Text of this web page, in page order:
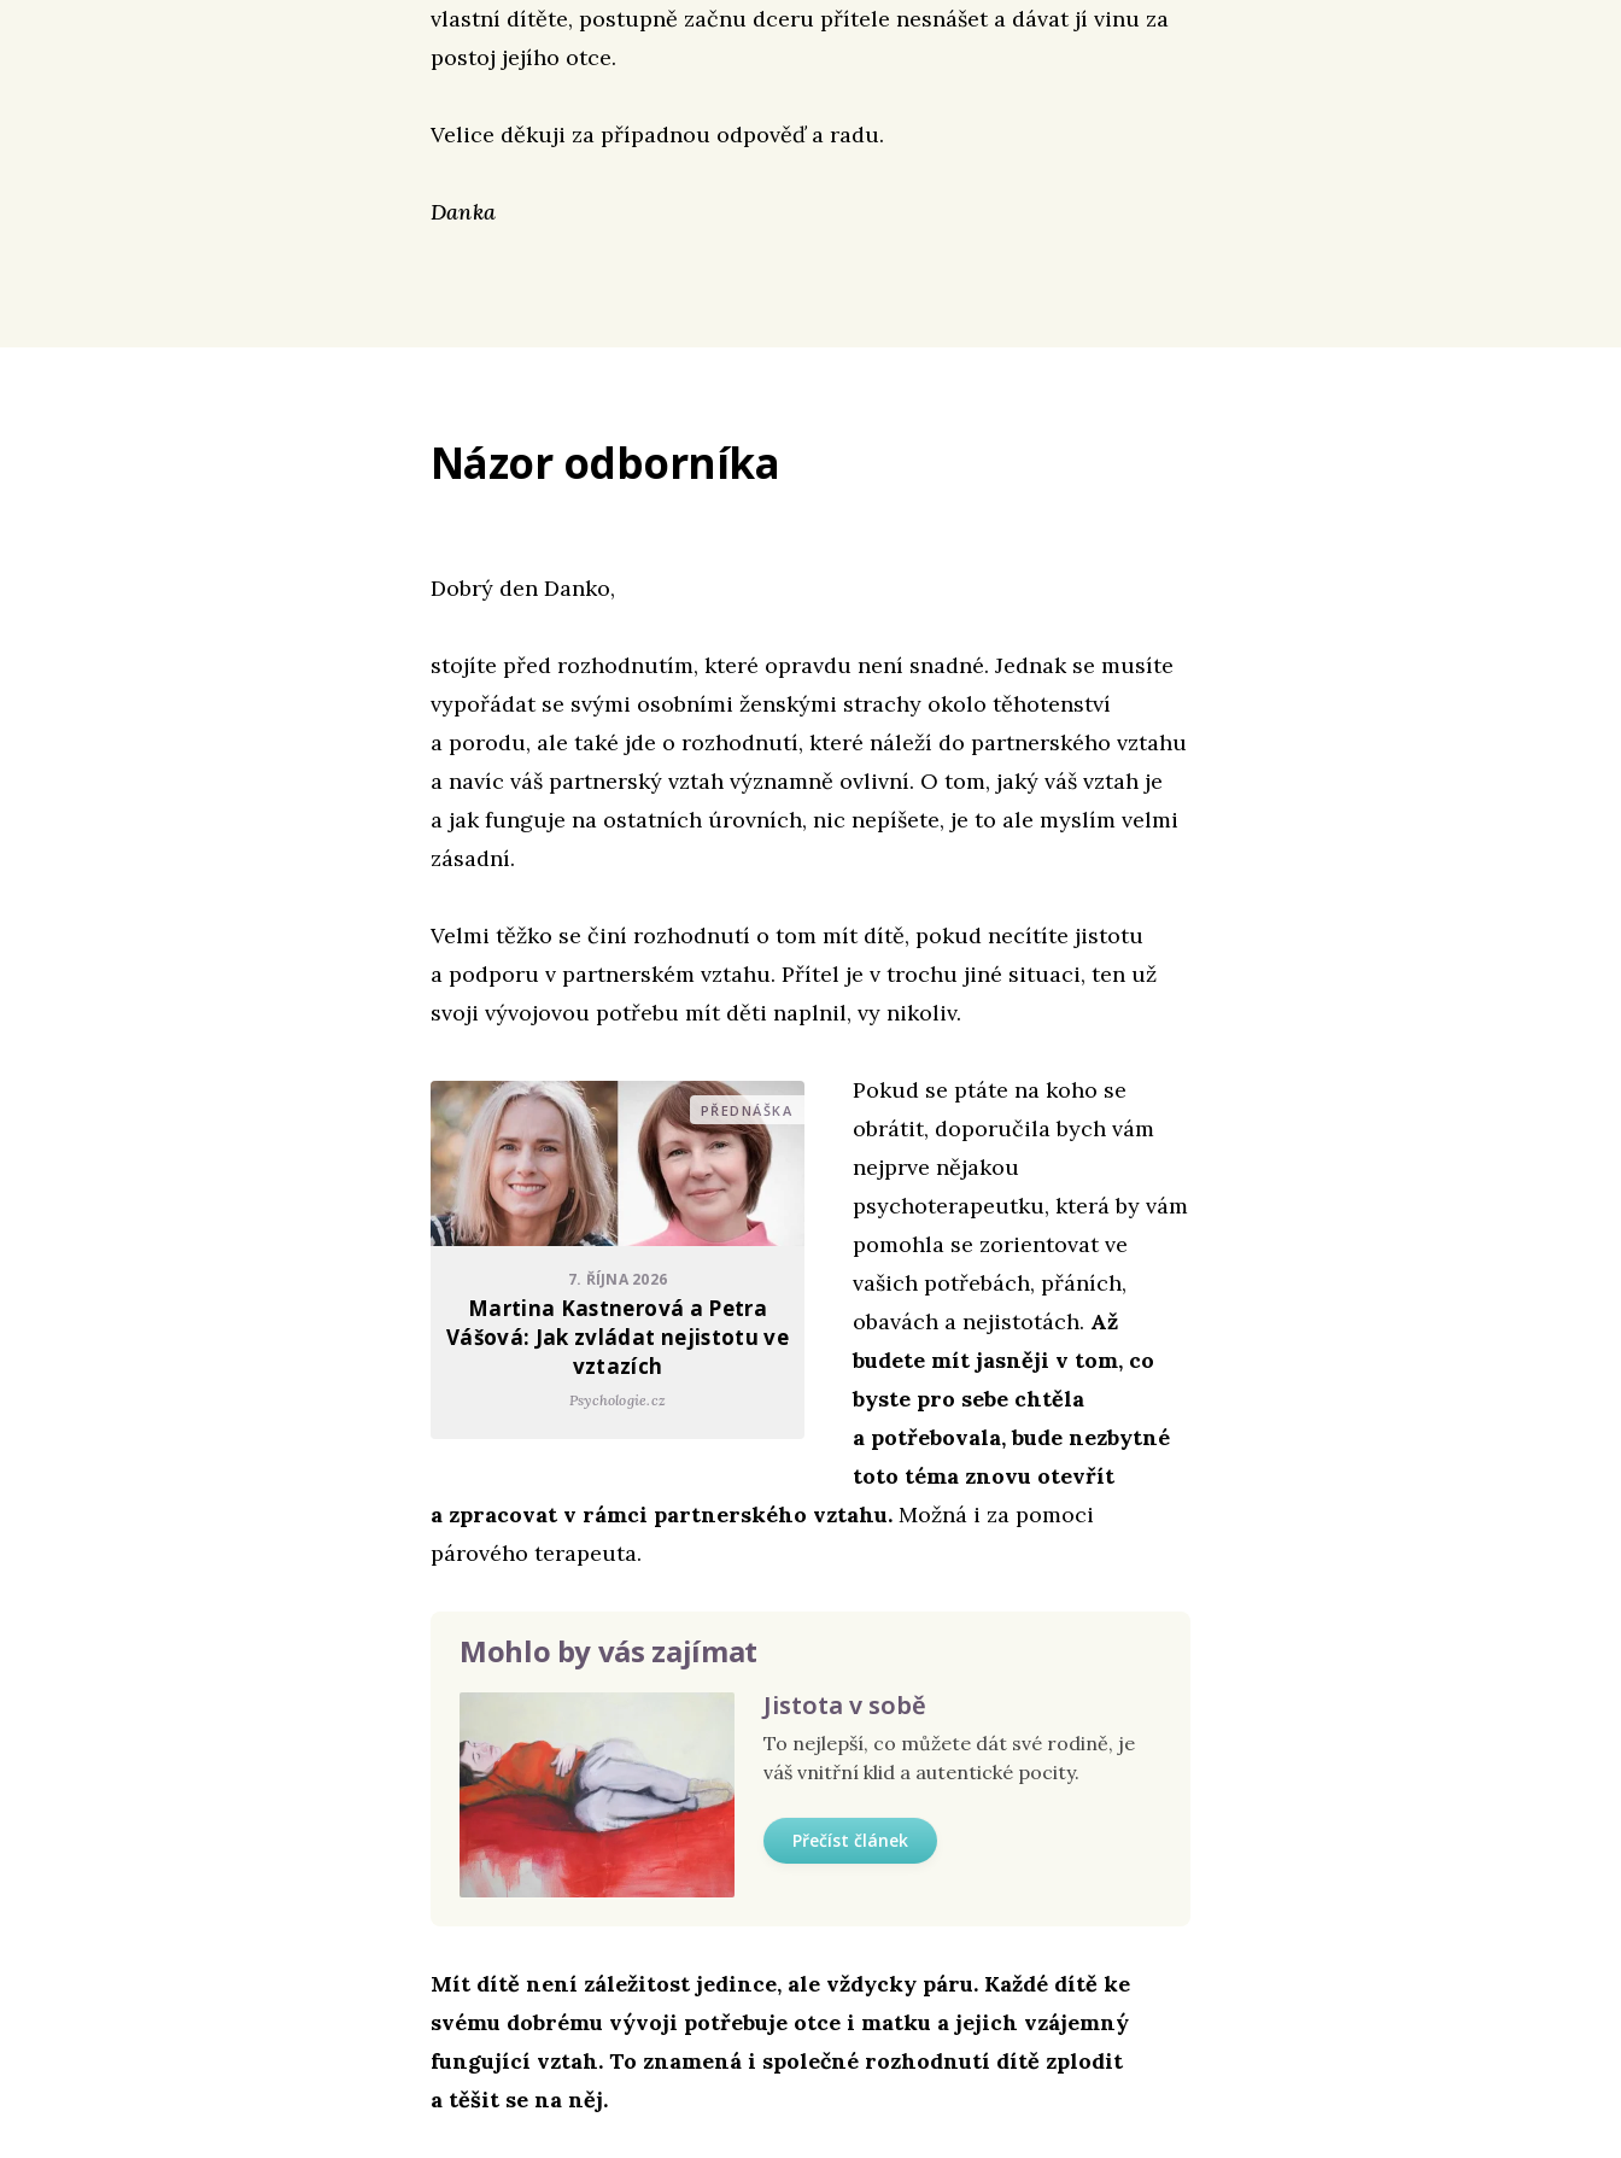
vlastní dítěte, postupně začnu dceru přítele nesnášet a dávat jí vinu za
postoj jejího otce.
Velice děkuji za případnou odpověď a radu.
Danka
Názor odborníka
Dobrý den Danko,
stojíte před rozhodnutím, které opravdu není snadné. Jednak se musíte
vypořádat se svými osobními ženskými strachy okolo těhotenství
a porodu, ale také jde o rozhodnutí, které náleží do partnerského vztahu
a navíc váš partnerský vztah významně ovlivní. O tom, jaký váš vztah je
a jak funguje na ostatních úrovních, nic nepíšete, je to ale myslím velmi
zásadní.
Velmi těžko se činí rozhodnutí o tom mít dítě, pokud necítíte jistotu
a podporu v partnerském vztahu. Přítel je v trochu jiné situaci, ten už
svoji vývojovou potřebu mít děti naplnil, vy nikoliv.
PŘEDNÁŠKA
7. ŘÍJNA 2026
Martina Kastnerová a Petra
Vášová: Jak zvládat nejistotu ve
vztazích
Psychologie.cz
Pokud se ptáte na koho se
obrátit, doporučila bych vám
nejprve nějakou
psychoterapeutku, která by vám
pomohla se zorientovat ve
vašich potřebách, přáních,
obavách a nejistotách. Až
budete mít jasněji v tom, co
byste pro sebe chtěla
a potřebovala, bude nezbytné
toto téma znovu otevřít
a zpracovat v rámci partnerského vztahu. Možná i za pomoci
párového terapeuta.
Mohlo by vás zajímat
Jistota v sobě
To nejlepší, co můžete dát své rodině, je
váš vnitřní klid a autentické pocity.
Přečíst článek
Mít dítě není záležitost jedince, ale vždycky páru. Každé dítě ke
svému dobrému vývoji potřebuje otce i matku a jejich vzájemný
fungující vztah. To znamená i společné rozhodnutí dítě zplodit
a těšit se na něj.